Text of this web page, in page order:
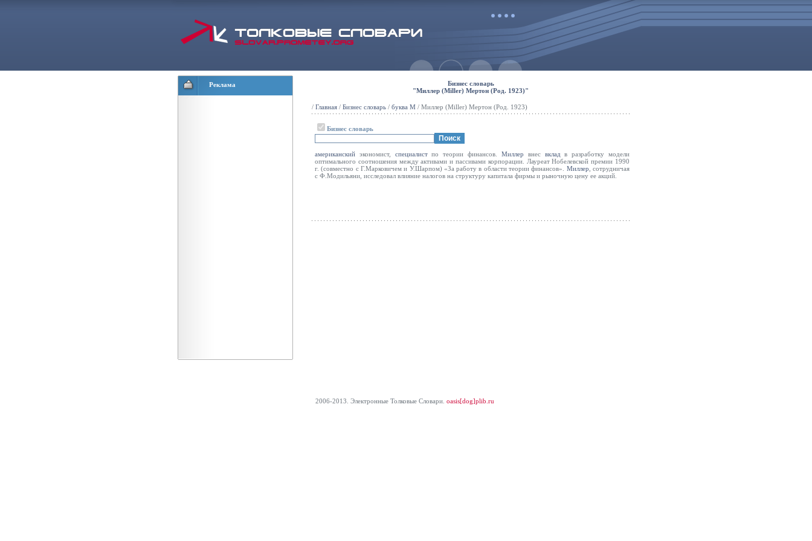
Реклама
Бизнес словарь
"Миллер (Miller) Мертон (Род. 1923)"
/ Главная / Бизнес словарь / буква М / Миллер (Miller) Мертон (Род. 1923)
Бизнес словарь
американский экономист, специалистпо теории финансов. Миллер внес вклад в разработку модели
оптимального соотношения между активами и пассивами корпорации. Лауреат Нобелевской премии 1990
г. (совместно с Г.Марковичем и У.Шарпом) «За работу в области теории финансов». Миллер , сотрудничая
с Ф.Модильяни, исследовал влияние налогов на структуру капитала фирмы и рыночную цену ее акций.
2006-2013. Электронные Толковые Cловари. oasis[dog]plib.ru